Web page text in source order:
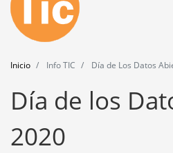
Punt TIC
Actualidad
Agenda
Formación
Herramientas
Inicio Info TIC Día de Los Datos
Día de los
2020